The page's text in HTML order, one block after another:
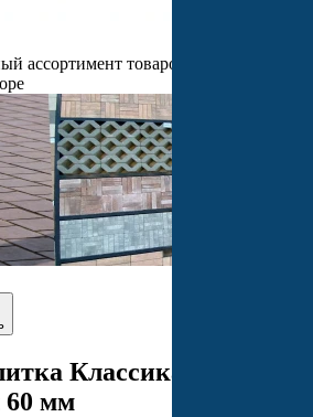
ассортимент товаров и сможете
Классика круговая
60 мм